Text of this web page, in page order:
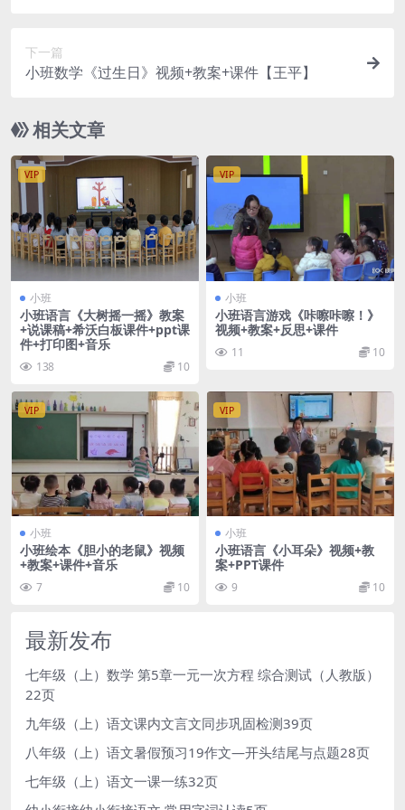
下一篇
小班数学《过生日》视频+教案+课件【王平】
相关文章
VIP
小班
小班语言《大树摇一摇》教案
+说课稿+希沃白板课件+ppt课
件+打印图+音乐
138 10
VIP
小班
小班语言游戏《咔嚓咔嚓！》
视频+教案+反思+课件
11 10
VIP
小班
小班绘本《胆小的老鼠》视频
+教案+课件+音乐
7 10
VIP
小班
小班语言《小耳朵》视频+教
案+PPT课件
9 10
最新发布
七年级（上）数学 第5章一元一次方程 综合测试（人教版）
22页
九年级（上）语文课内文言文同步巩固检测39页
八年级（上）语文暑假预习19作文—开头结尾与点题28页
七年级（上）语文一课一练32页